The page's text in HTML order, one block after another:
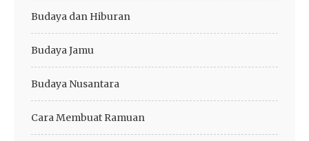
Budaya dan Hiburan
Budaya Jamu
Budaya Nusantara
Cara Membuat Ramuan